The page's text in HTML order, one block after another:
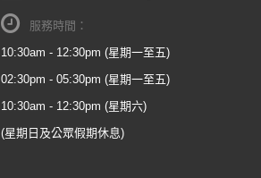
服務時間：
10:30am - 12:30pm (星期一至五)
02:30pm - 05:30pm (星期一至五)
10:30am - 12:30pm (星期六)
(星期日及公眾假期休息)